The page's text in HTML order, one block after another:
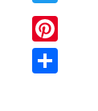
Twitter
Pinterest